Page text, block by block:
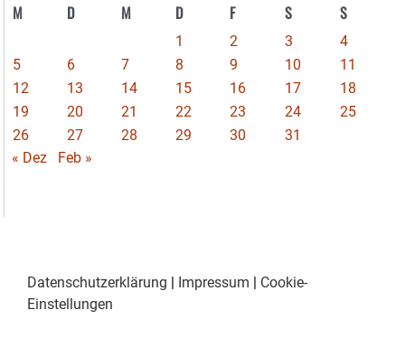
M D M D F S S
1 2 3
4
5
6 7 8 9 10
11
12
13 14 15 16 17
18
19
20 21 22 23 24
25
26
27 28 29 30
31
« Dez
Feb »
Datenschutzerklärung | Impressum | Cookie-
Einstellungen